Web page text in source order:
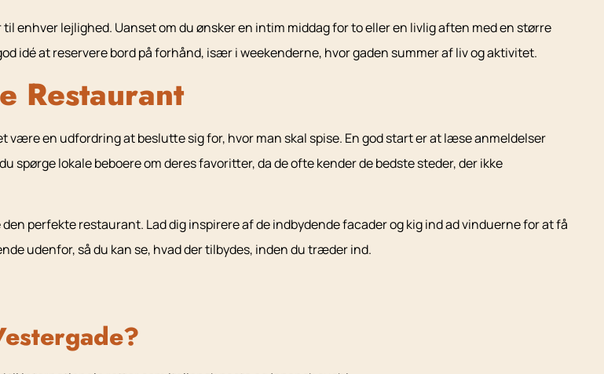
enhver lejlighed. Uanset om du ønsker en intim middag for to eller en livlig aften med en større
idé at reservere bord på forhånd, især i weekenderne, hvor gaden summer af liv og aktivitet.
Restaurant
en udfordring at beslutte sig for, hvor man skal spise. En god start er at læse anmeldelser
lokale beboere om deres favoritter, da de ofte kender de bedste steder, der ikke
perfekte restaurant. Lad dig inspirere af de indbydende facader og kig ind ad vinduerne for at få
udenfor, så du kan se, hvad der tilbydes, inden du træder ind.